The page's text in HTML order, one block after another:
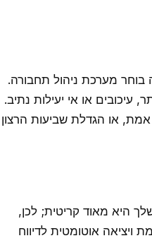
מערכת ניהול תחבורה.
עיכובים או אי יעילות נתיב.
או הגדלת שביעות הרצון
היא מאוד קריטית; לכן,
אוטומטית לדיווח